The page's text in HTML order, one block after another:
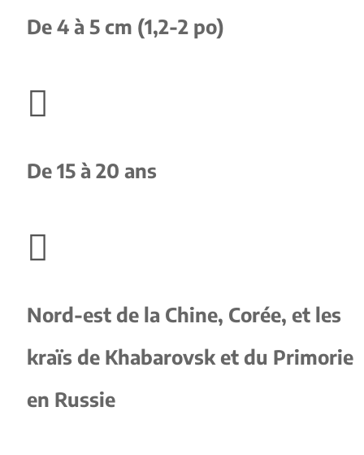
De 4 à 5 cm (1,2-2 po)

De 15 à 20 ans

Nord-est de la Chine, Corée, et les
kraïs de Khabarovsk et du Primorie
en Russie